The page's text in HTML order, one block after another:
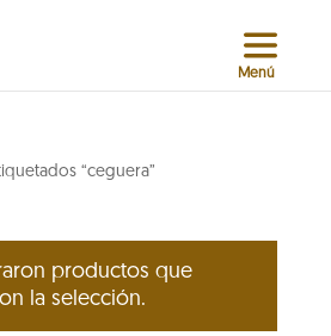
“ceguera”
productos que
la selección.